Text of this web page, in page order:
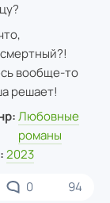
вообще-то
решает!
Любовные
романы
2023
0 94